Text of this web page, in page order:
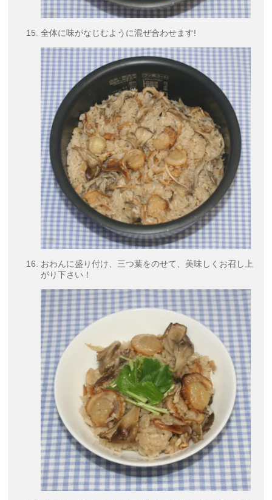
全体に味がなじむように混ぜ合わせます!
おわんに盛り付け、三つ葉をのせて、美味しくお召し上
がり下さい！